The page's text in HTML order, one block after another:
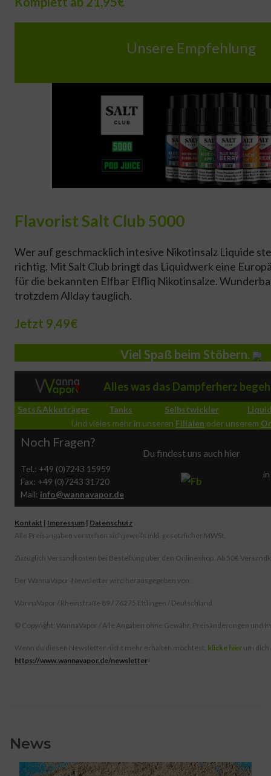
Unsere Empfehlung
Flavorist Salt Club 5000
Wer auf geschmacklich intesive Nikotinsalz Liquide
richtig. Mit Salt Club bringt das Liquidwerk eine
für die bekannten Elfbar Elfliq Nikotinsalze.
trotzdem Allday tauglich.
Jetzt 9,49€
Viel Spaß beim Stöbern.
Alles was das Dampferherz
Sets&Akkuträger Tanks Selbstwickler
Und vieles mehr in unseren Filialen oder unserem
Noch Fragen?
Tel.: +49 (0)7243 15959
Fax: +49 (0)7243 31720
Mail: info@wannavapor.de
Du findest uns auch hier
Kontakt | Impressum | Datenschutz
Alle Preisangaben verstehen sich jeweils inkl. gesetzlicher MWSt.
Zuzüglich Versandkosten bei Bestellung über den Onlineshop. Ab 50€
Der WannaVapor-Newsletter wird herausgegeben von:
WannaVapor / Rheinstraße 89 / 76275 Ettlingen / Deutschland
© Copyright: WannaVapor / Alle Angaben ohne Gewähr, Preisänderungen und
Wenn du diesen Newsletter nicht mehr erhalten möchtest, klicke hier um
https://www.wannavapor.de/newsletter!
News